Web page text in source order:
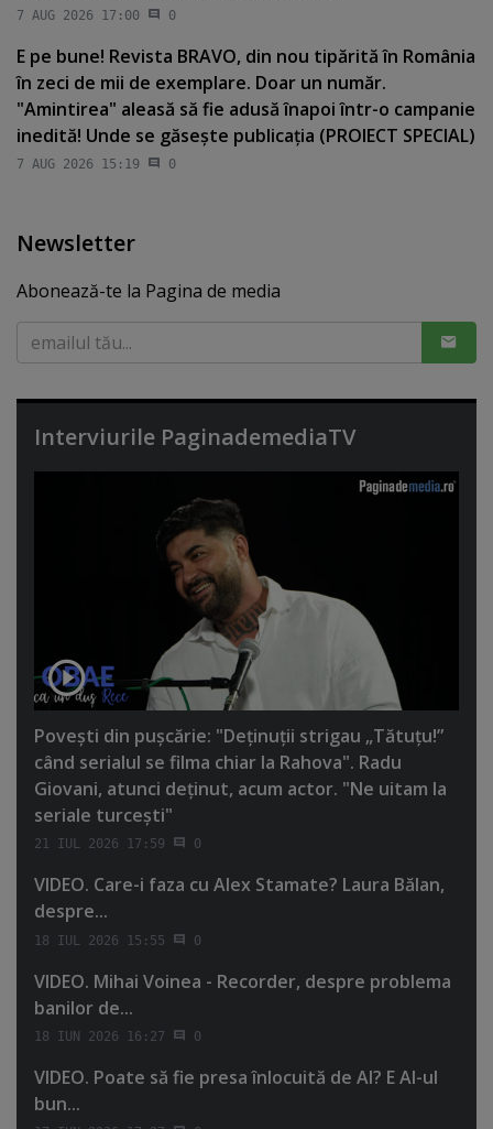
7 AUG 2026 17:00 0
E pe bune! Revista BRAVO, din nou tipărită în România
în zeci de mii de exemplare. Doar un număr.
"Amintirea" aleasă să fie adusă înapoi într-o campanie
inedită! Unde se găseşte publicaţia (PROIECT SPECIAL)
7 AUG 2026 15:19 0
Newsletter
Abonează-te la Pagina de media
Interviurile PaginademediaTV
Poveşti din puşcărie: "Deţinuţii strigau „Tătuţu!”
când serialul se filma chiar la Rahova". Radu
Giovani, atunci deţinut, acum actor. "Ne uitam la
seriale turceşti"
21 IUL 2026 17:59 0
VIDEO. Care-i faza cu Alex Stamate? Laura Bălan,
despre...
18 IUL 2026 15:55 0
VIDEO. Mihai Voinea - Recorder, despre problema
banilor de...
18 IUN 2026 16:27 0
VIDEO. Poate să fie presa înlocuită de AI? E AI-ul
bun...